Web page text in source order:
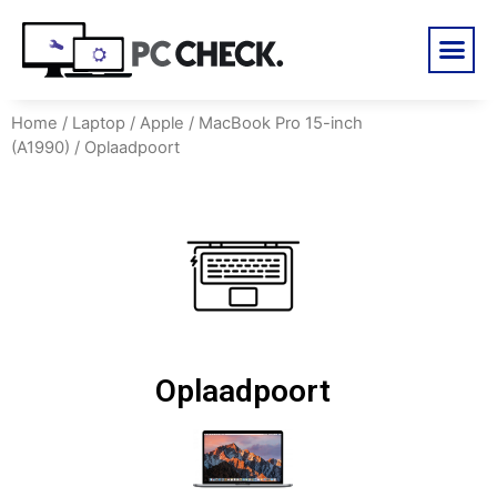
Home / Laptop / Apple / MacBook Pro 15-inch
(A1990) / Oplaadpoort
Oplaadpoort